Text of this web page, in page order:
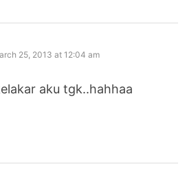
25, 2013 at 12:04 am
aku tgk..hahhaa